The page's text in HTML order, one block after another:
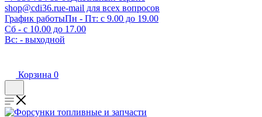
shop@cdi36.rue-mail для всех вопросов
График работыПн - Пт: с 9.00 до 19.00
Сб - с 10.00 до 17.00
Вс: - выходной
Корзина 0